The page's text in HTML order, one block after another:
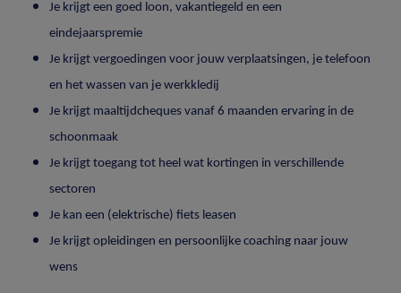
Je krijgt een goed loon, vakantiegeld en een
eindejaarspremie
Je krijgt vergoedingen voor jouw verplaatsingen, je telefoon
en het wassen van je werkkledij
Je krijgt maaltijdcheques vanaf 6 maanden ervaring in de
schoonmaak
Je krijgt toegang tot heel wat kortingen in verschillende
sectoren
Je kan een (elektrische) fiets leasen
Je krijgt opleidingen en persoonlijke coaching naar jouw
wens